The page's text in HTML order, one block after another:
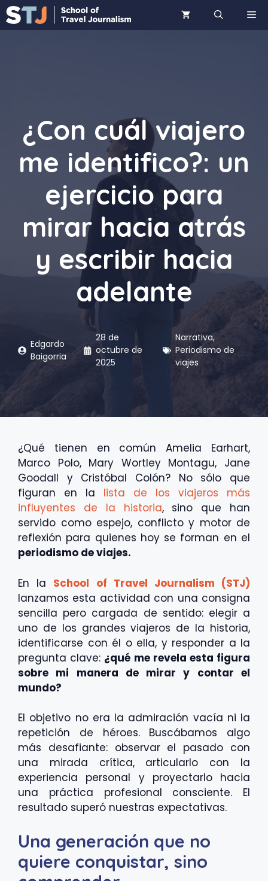
Saltar
al
¿Con cuál viajero
me identifico?: un
ejercicio para
mirar hacia atrás
y escribir hacia
adelante
Edgardo
Baigorria
28 de
octubre de
2025
Narrativa,
Periodismo de
viajes
¿Qué tienen en común Amelia Earhart,
Marco Polo, Mary Wortley Montagu, Jane
Goodall y Cristóbal Colón? No sólo que
figuran en la lista de los viajeros más
influyentes de la historia, sino que han
servido como espejo, conflicto y motor de
reflexión para quienes hoy se forman en el
periodismo de viajes.
En la School of Travel Journalism (STJ)
lanzamos esta actividad con una consigna
sencilla pero cargada de sentido: elegir a
uno de los grandes viajeros de la historia,
identificarse con él o ella, y responder a la
pregunta clave: ¿qué me revela esta figura
sobre mi manera de mirar y contar el
mundo?
El objetivo no era la admiración vacía ni la
repetición de héroes. Buscábamos algo
más desafiante: observar el pasado con
una mirada crítica, articularlo con la
experiencia personal y proyectarlo hacia
una práctica profesional consciente. El
resultado superó nuestras expectativas.
Una generación que no
quiere conquistar, sino